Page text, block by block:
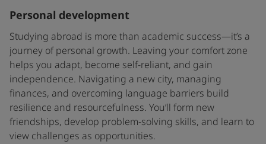
Personal development
Studying abroad is more than academic success—it’s a
journey of personal growth. Leaving your comfort zone
helps you adapt, become self-reliant, and gain
independence. Navigating a new city, managing
finances, and overcoming language barriers build
resilience and resourcefulness. You’ll form new
friendships, develop problem-solving skills, and learn to
view challenges as opportunities.